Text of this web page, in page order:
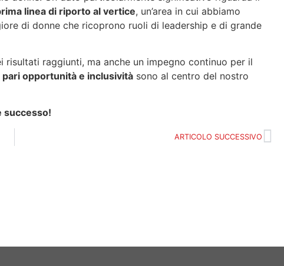
linea di riporto al vertice, un’area in cui abbiamo
di donne che ricoprono ruoli di leadership e di grande
raggiunti, ma anche un impegno continuo per il
pari opportunità e inclusività sono al centro del nostro
successo!
ARTICOLO SUCCESSIVO